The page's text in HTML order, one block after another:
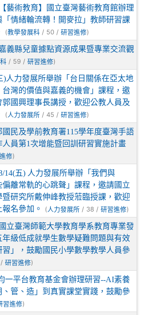
【藝術教育】國立臺灣藝術教育館辦理
「情緒輪流轉！開麥拉」教師研習課
(教學發展科 / 50 / 研習進修)
義縣兒童據點資源成果暨專業交流觀
/ 59 / 研習進修)
)人力發展所舉辦「台日關係在亞太地
灣的價值與嘉義的機會」課程，邀
國興理事長講授，歡迎公教人員及
( 人力發展所 / 45 / 研習進修)
國民及學前教育署115學年度臺灣手語
員第1次增能暨回訓研習實施計畫
修)
14(五) 人力發展所舉辦「我們與
偏離常軌的心跳聲」課程，邀請國立
研究所戴伸峰教授蒞臨授課，歡迎
名參加。
( 人力發展所 / 38 / 研習進修)
國立臺灣師範大學教育學系教育專業發
級低成就學生數學疑難問題與有效
」，鼓勵國民小學數學教學人員參
研習進修)
一平台教育基金會辦理研習--AI素養
管、造」到真實課堂實踐，鼓勵參
習進修)